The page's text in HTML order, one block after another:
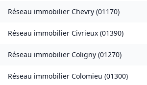
Réseau immobilier Chevry (01170)
Réseau immobilier Civrieux (01390)
Réseau immobilier Coligny (01270)
Réseau immobilier Colomieu (01300)